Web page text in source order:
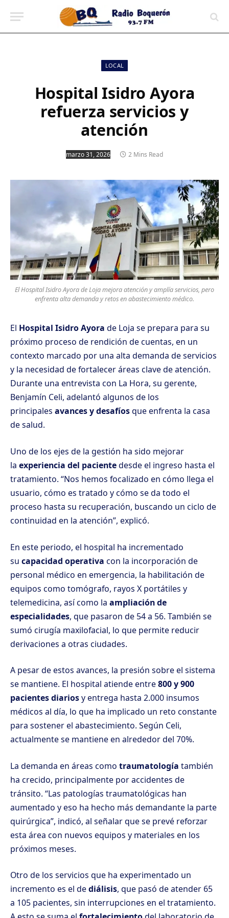
LOCAL
Hospital Isidro Ayora
refuerza servicios y
atención
marzo 31, 2026 2 Mins Read
El Hospital Isidro Ayora de Loja mejora atención y amplía servicios, pero
enfrenta alta demanda y retos en abastecimiento médico.
El Hospital Isidro Ayora de Loja se prepara para su
próximo proceso de rendición de cuentas, en un
contexto marcado por una alta demanda de servicios
y la necesidad de fortalecer áreas clave de atención.
Durante una entrevista con La Hora, su gerente,
Benjamín Celi, adelantó algunos de los
principales avances y desafíosque enfrenta la casa
de salud.
Uno de los ejes de la gestión ha sido mejorar
la experiencia del pacientedesde el ingreso hasta el
tratamiento. “Nos hemos focalizado en cómo llega el
usuario, cómo es tratado y cómo se da todo el
proceso hasta su recuperación, buscando un ciclo de
continuidad en la atención”, explicó.
En este periodo, el hospital ha incrementado
su capacidad operativa con la incorporación de
personal médico en emergencia, la habilitación de
equipos como tomógrafo, rayos X portátiles y
telemedicina, así como la ampliación de
especialidades, que pasaron de 54 a 56. También se
sumó cirugía maxilofacial, lo que permite reducir
derivaciones a otras ciudades.
A pesar de estos avances, la presión sobre el sistema
se mantiene. El hospital atiende entre800 y 900
pacientes diariosy entrega hasta 2.000 insumos
médicos al día, lo que ha implicado un reto constante
para sostener el abastecimiento. Según Celi,
actualmente se mantiene en alrededor del 70%.
La demanda en áreas como traumatología también
ha crecido, principalmente por accidentes de
tránsito. “Las patologías traumatológicas han
aumentado y eso ha hecho más demandante la parte
quirúrgica”, indicó, al señalar que se prevé reforzar
esta área con nuevos equipos y materiales en los
próximos meses.
Otro de los servicios que ha experimentado un
incremento es el dediálisis, que pasó de atender 65
a 105 pacientes, sin interrupciones en el tratamiento.